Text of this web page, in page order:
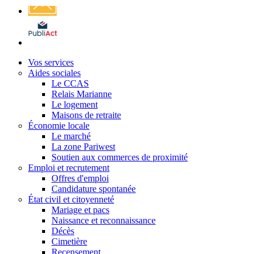
Affichage
légal
Vos services
Aides sociales
Le CCAS
Relais Marianne
Le logement
Maisons de retraite
Économie locale
Le marché
La zone Pariwest
Soutien aux commerces de proximité
Emploi et recrutement
Offres d'emploi
Candidature spontanée
État civil et citoyenneté
Mariage et pacs
Naissance et reconnaissance
Décès
Cimetière